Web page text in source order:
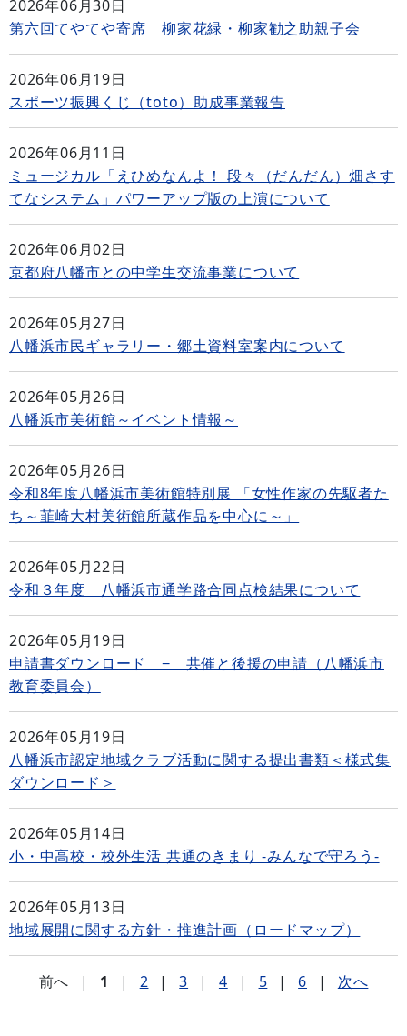
2026年06月30日
第六回てやてや寄席 柳家花緑・柳家勧之助親子会
2026年06月19日
スポーツ振興くじ（toto）助成事業報告
2026年06月11日
ミュージカル「えひめなんよ！ 段々（だんだん）畑さす
てなシステム」パワーアップ版の上演について
2026年06月02日
京都府八幡市との中学生交流事業について
2026年05月27日
八幡浜市民ギャラリー・郷土資料室案内について
2026年05月26日
八幡浜市美術館～イベント情報～
2026年05月26日
令和8年度八幡浜市美術館特別展 「女性作家の先駆者た
ち～韮崎大村美術館所蔵作品を中心に～」
2026年05月22日
令和３年度 八幡浜市通学路合同点検結果について
2026年05月19日
申請書ダウンロード − 共催と後援の申請（八幡浜市
教育委員会）
2026年05月19日
八幡浜市認定地域クラブ活動に関する提出書類＜様式集
ダウンロード＞
2026年05月14日
小・中高校・校外生活 共通のきまり -みんなで守ろう-
2026年05月13日
地域展開に関する方針・推進計画（ロードマップ）
前へ | 1 | 2 | 3 | 4 | 5 | 6 | 次へ